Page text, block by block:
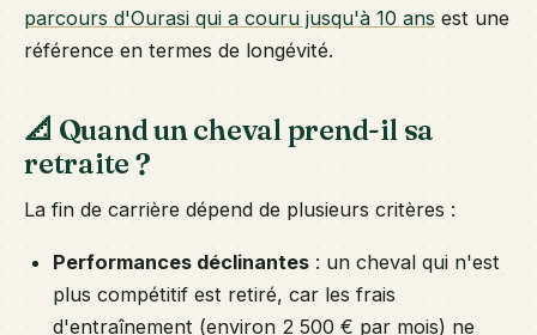
parcours d'Ourasi qui a couru jusqu'à 10 ans est une
référence en termes de longévité.
📐 Quand un cheval prend-il sa
retraite ?
La fin de carrière dépend de plusieurs critères :
Performances déclinantes : un cheval qui n'est
plus compétitif est retiré, car les frais
d'entraînement (environ 2 500 € par mois) ne